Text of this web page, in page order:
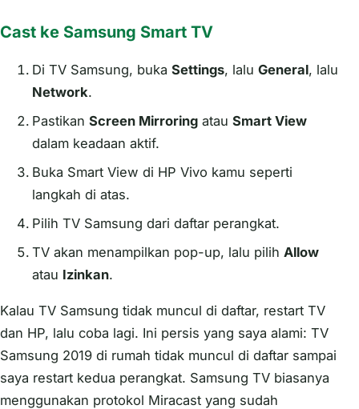
Cast ke Samsung Smart TV
Di TV Samsung, buka Settings, lalu General, lalu
Network.
Pastikan Screen Mirroring atau Smart View
dalam keadaan aktif.
Buka Smart View di HP Vivo kamu seperti
langkah di atas.
Pilih TV Samsung dari daftar perangkat.
TV akan menampilkan pop-up, lalu pilih Allow
atau Izinkan.
Kalau TV Samsung tidak muncul di daftar, restart TV
dan HP, lalu coba lagi. Ini persis yang saya alami: TV
Samsung 2019 di rumah tidak muncul di daftar sampai
saya restart kedua perangkat. Samsung TV biasanya
menggunakan protokol Miracast yang sudah